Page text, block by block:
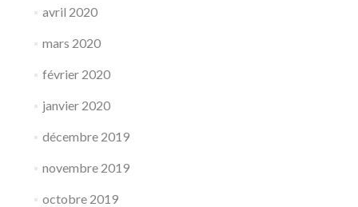
avril 2020
mars 2020
février 2020
janvier 2020
décembre 2019
novembre 2019
octobre 2019